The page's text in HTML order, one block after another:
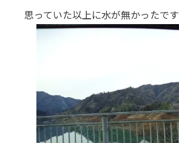
思っていた以上に水が無かったです